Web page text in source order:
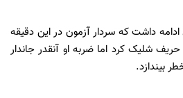
داشت که سردار آزمون در این دقیقه
شلیک کرد اما ضربه او آنقدر جاندار
بیندازد.